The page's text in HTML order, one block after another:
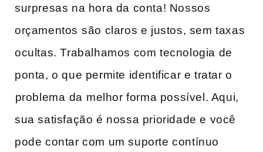
surpresas na‍ hora‌ da ​conta! Nossos
orçamentos⁢ são claros e justos, ‍sem‍ taxas​
ocultas. Trabalhamos com tecnologia de
ponta,‍ o que permite identificar e tratar o
⁣problema⁤ da ⁣melhor forma possível. Aqui,
sua ‍satisfação é nossa prioridade e​ você
pode contar com um‌ suporte contínuo